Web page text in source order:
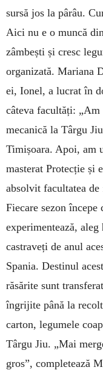
sursă jos la pârâu.
Aici nu e o muncă
zâmbești și cresc
organizată. Mariana
ei, Ionel, a lucrat în
câteva facultăți:
mecanică la Târgu
Timișoara. Apoi, am
masterat Protecție și
absolvit facultatea
Fiecare sezon începe
experimentează,
castraveți de anul
Spania. Destinul
răsărite sunt
îngrijite până la
carton, legumele
Târgu Jiu. „Mai
gros”, completează